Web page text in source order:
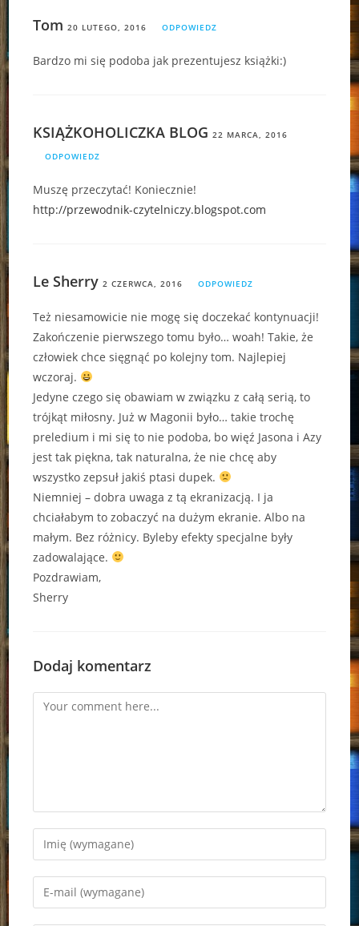
Tom 20 LUTEGO, 2016 ODPOWIEDZ
Bardzo mi się podoba jak prezentujesz książki:)
KSIĄŻKOHOLICZKA BLOG 22 MARCA, 2016
ODPOWIEDZ
Muszę przeczytać! Koniecznie!
http://przewodnik-czytelniczy.blogspot.com
Le Sherry 2 CZERWCA, 2016 ODPOWIEDZ
Też niesamowicie nie mogę się doczekać kontynuacji!
Zakończenie pierwszego tomu było… woah! Takie, że
człowiek chce sięgnąć po kolejny tom. Najlepiej
wczoraj.
Jedyne czego się obawiam w związku z całą serią, to
trójkąt miłosny. Już w Magonii było… takie trochę
preledium i mi się to nie podoba, bo więź Jasona i Azy
jest tak piękna, tak naturalna, że nie chcę aby
wszystko zepsuł jakiś ptasi dupek.
Niemniej – dobra uwaga z tą ekranizacją. I ja
chciałabym to zobaczyć na dużym ekranie. Albo na
małym. Bez różnicy. Byleby efekty specjalne były
zadowalające.
Pozdrawiam,
Sherry
Dodaj komentarz
Comment
Enter
your
name
Enter
your